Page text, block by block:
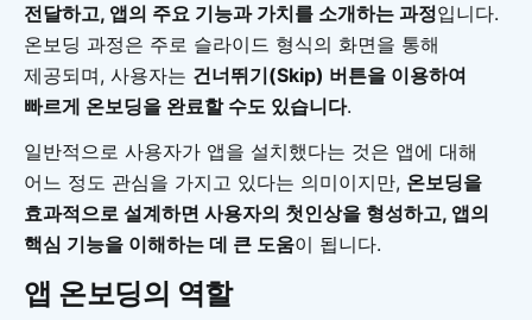
전달하고, 앱의 주요 기능과 가치를 소개하는 과정입니다.
온보딩 과정은 주로 슬라이드 형식의 화면을 통해
제공되며, 사용자는 건너뛰기(Skip) 버튼을 이용하여
빠르게 온보딩을 완료할 수도 있습니다.
일반적으로 사용자가 앱을 설치했다는 것은 앱에 대해
어느 정도 관심을 가지고 있다는 의미이지만, 온보딩을
효과적으로 설계하면 사용자의 첫인상을 형성하고, 앱의
핵심 기능을 이해하는 데 큰 도움이 됩니다.
앱 온보딩의 역할